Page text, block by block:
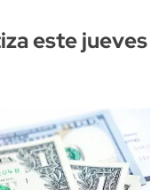
este jueves